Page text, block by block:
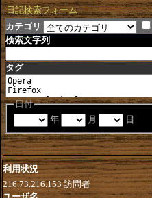
日記検索フォーム
カテゴリ
検索文字列
タグ
日付
年
月 日
利用状況
216.73.216.153訪問者